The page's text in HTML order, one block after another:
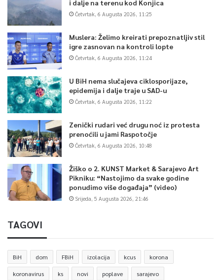
i dalje na terenu kod Konjica
Četvrtak, 6 Augusta 2026, 11:25
Muslera: Želimo kreirati prepoznatljiv stil
igre zasnovan na kontroli lopte
Četvrtak, 6 Augusta 2026, 11:24
U BiH nema slučajeva ciklosporijaze,
epidemija i dalje traje u SAD-u
Četvrtak, 6 Augusta 2026, 11:22
Zenički rudari već drugu noć iz protesta
prenoćili u jami Raspotočje
Četvrtak, 6 Augusta 2026, 10:48
Žiško o 2. KUNST Market & Sarajevo Art
Pikniku: “Nastojimo da svake godine
ponudimo više događaja” (video)
Srijeda, 5 Augusta 2026, 21:46
TAGOVI
BiH dom FBiH izolacija kcus korona
koronavirus ks novi poplave sarajevo